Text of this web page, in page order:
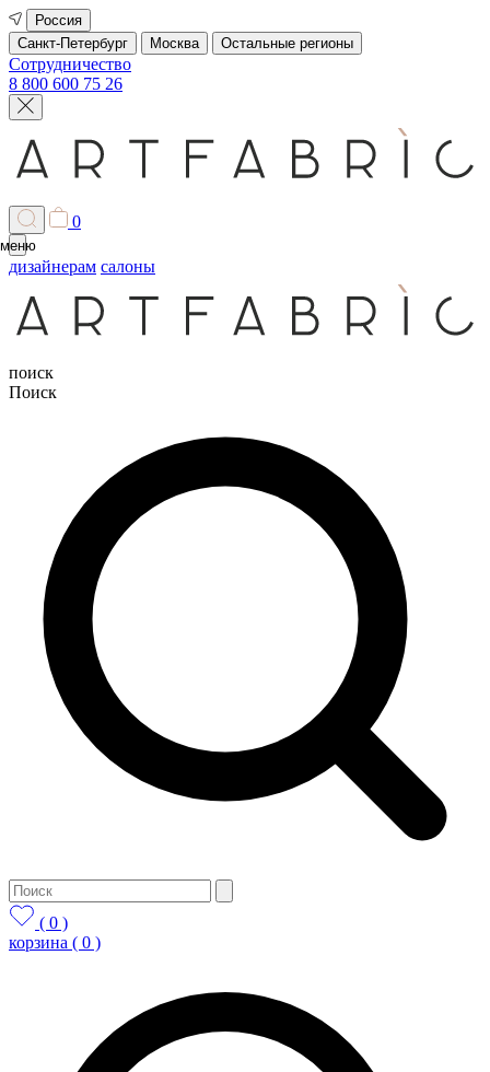
Россия
Санкт-Петербург
Москва Остальные регионы
Сотрудничество
8 800 600 75 26
0
меню
дизайнерам салоны
поиск
Поиск
( 0 )
корзина ( 0 )